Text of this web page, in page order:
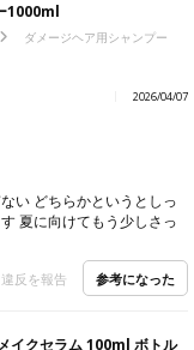
1000ml
ダメージヘア用シャンプー
2026/04/07
い どちらかというとしっ
夏に向けてもう少しさっ
違反を報告 参考になった
イクセラム 100ml ボトル